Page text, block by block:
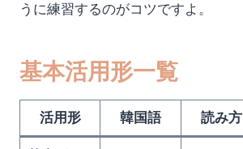
うに練習するのがコツですよ。
基本活用形一覧
活用形 韓国語 読み方